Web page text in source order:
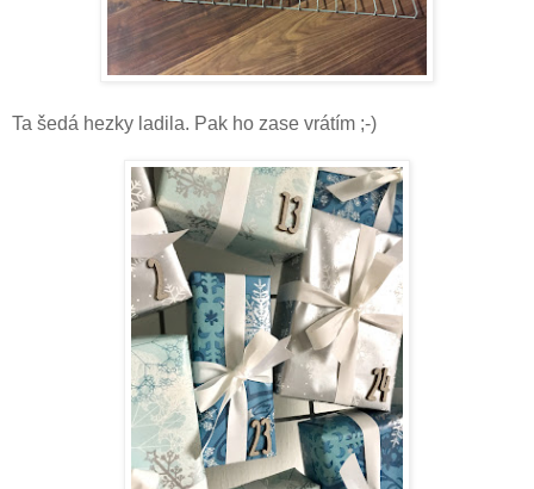
Ta šedá hezky ladila. Pak ho zase vrátím ;-)